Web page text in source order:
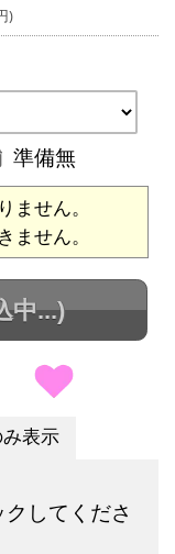
)
準備無
ません。
ません。
中...)
表示
してくださ